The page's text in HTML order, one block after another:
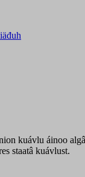
kuávlu áinoo
staatâ kuávlust.